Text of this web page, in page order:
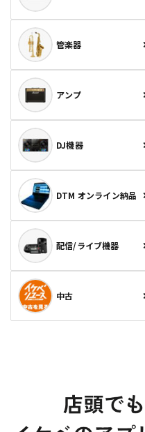
管楽器
アンプ
DJ機器
DTM オンライン納品
配信/ライブ機器
中古